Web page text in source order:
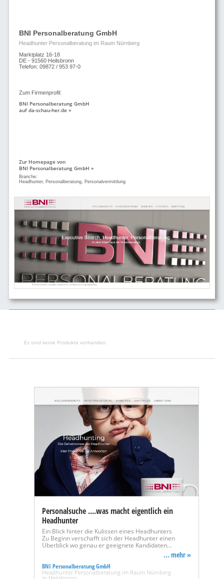
BNI Personalberatung GmbH
Headhunter Personalberatung im Raum Nürnberg
Marktplatz 16-18
DE - 91560 Heilsbronn
Telefon: 09872 / 953 97-0
Zum Firmenprofil:
BNI Personalberatung GmbH
auf da-schau-her.de »
Zur Homepage von
BNI Personalberatung GmbH »
Branche:
Headhunter, Personalberatung, Personalvermittlung
Es sind keine Produkte vorhanden.
Personalsuche ....was macht eigentlich ein
Headhunter
Ein Blick hinter die Kulissen eines Headhunters
Zu Beginn verschafft sich der Headhunter einen
Überblick wo genau er geeignete Kandidaten…
... mehr »
BNI Personalberatung GmbH
Headhunter Personalberatung im Raum Nürnberg